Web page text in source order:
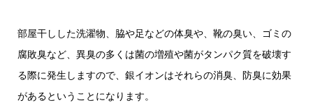
部屋干しした洗濯物、脇や足などの体臭や、靴の臭い、ゴミの
腐敗臭など、異臭の多くは菌の増殖や菌がタンパク質を破壊す
る際に発生しますので、銀イオンはそれらの消臭、防臭に効果
があるということになります。